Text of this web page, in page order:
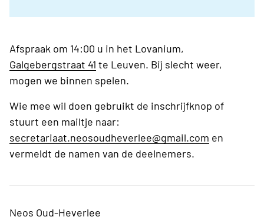
Afspraak om 14:00 u in het Lovanium,
Galgebergstraat 41 te Leuven. Bij slecht weer,
mogen we binnen spelen.
Wie mee wil doen gebruikt de inschrijfknop of
stuurt een mailtje naar:
secretariaat.neosoudheverlee@gmail.com en
vermeldt de namen van de deelnemers.
Neos Oud-Heverlee